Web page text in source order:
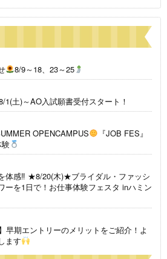
8/9～18、23～25
1(土)～AO入試願書受付スタート！
OPENCAMPUS
『JOB FES』
感‼ ★8/20(木)★ブライダル・ファッシ
ーを1日で！お仕事体験フェスタ inハミン
早期エントリーのメリットをご紹介！よ
ます